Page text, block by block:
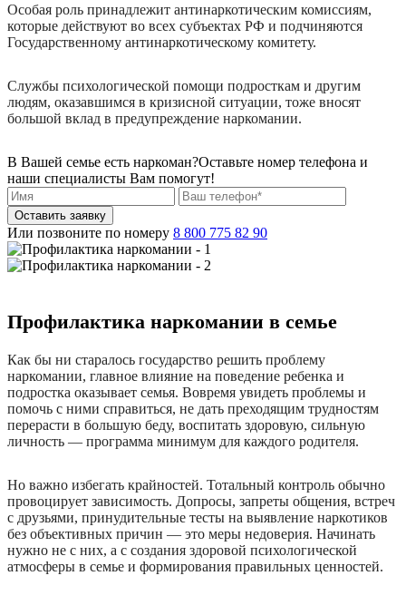
Особая роль принадлежит антинаркотическим комиссиям,
которые действуют во всех субъектах РФ и подчиняются
Государственному антинаркотическому комитету.
Службы психологической помощи подросткам и другим
людям, оказавшимся в кризисной ситуации, тоже вносят
большой вклад в предупреждение наркомании.
В Вашей семье есть наркоман?Оставьте номер телефона и
наши специалисты Вам помогут!
Оставить заявку
Или позвоните по номеру 8 800 775 82 90
Профилактика наркомании в семье
Как бы ни старалось государство решить проблему
наркомании, главное влияние на поведение ребенка и
подростка оказывает семья. Вовремя увидеть проблемы и
помочь с ними справиться, не дать преходящим трудностям
перерасти в большую беду, воспитать здоровую, сильную
личность — программа минимум для каждого родителя.
Но важно избегать крайностей. Тотальный контроль обычно
провоцирует зависимость. Допросы, запреты общения, встреч
с друзьями, принудительные тесты на выявление наркотиков
без объективных причин — это меры недоверия. Начинать
нужно не с них, а с создания здоровой психологической
атмосферы в семье и формирования правильных ценностей.